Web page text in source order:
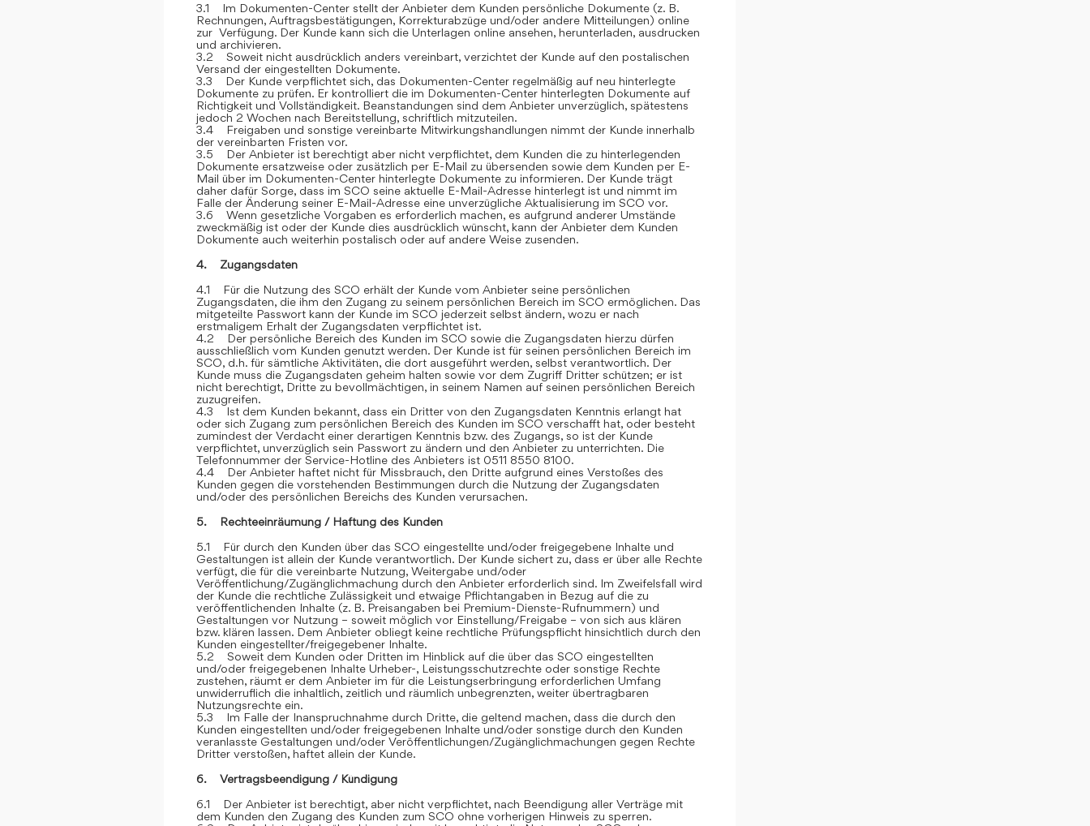
3.1 Im Dokumenten-Center stellt der Anbieter dem Kunden persönliche Dokumente (z. B.
Rechnungen, Auftragsbestätigungen, Korrekturabzüge und/oder andere Mitteilungen) online
zur Verfügung. Der Kunde kann sich die Unterlagen online ansehen, herunterladen, ausdrucken
und archivieren.
3.2 Soweit nicht ausdrücklich anders vereinbart, verzichtet der Kunde auf den postalischen
Versand der eingestellten Dokumente.
3.3 Der Kunde verpflichtet sich, das Dokumenten-Center regelmäßig auf neu hinterlegte
Dokumente zu prüfen. Er kontrolliert die im Dokumenten-Center hinterlegten Dokumente auf
Richtigkeit und Vollständigkeit. Beanstandungen sind dem Anbieter unverzüglich, spätestens
jedoch 2 Wochen nach Bereitstellung, schriftlich mitzuteilen.
3.4 Freigaben und sonstige vereinbarte Mitwirkungshandlungen nimmt der Kunde innerhalb
der vereinbarten Fristen vor.
3.5 Der Anbieter ist berechtigt aber nicht verpflichtet, dem Kunden die zu hinterlegenden
Dokumente ersatzweise oder zusätzlich per E-Mail zu übersenden sowie dem Kunden per E-
Mail über im Dokumenten-Center hinterlegte Dokumente zu informieren. Der Kunde trägt
daher dafür Sorge, dass im SCO seine aktuelle E-Mail-Adresse hinterlegt ist und nimmt im
Falle der Änderung seiner E-Mail-Adresse eine unverzügliche Aktualisierung im SCO vor.
3.6 Wenn gesetzliche Vorgaben es erforderlich machen, es aufgrund anderer Umstände
zweckmäßig ist oder der Kunde dies ausdrücklich wünscht, kann der Anbieter dem Kunden
Dokumente auch weiterhin postalisch oder auf andere Weise zusenden.
4. Zugangsdaten
4.1 Für die Nutzung des SCO erhält der Kunde vom Anbieter seine persönlichen
Zugangsdaten, die ihm den Zugang zu seinem persönlichen Bereich im SCO ermöglichen. Das
mitgeteilte Passwort kann der Kunde im SCO jederzeit selbst ändern, wozu er nach
erstmaligem Erhalt der Zugangsdaten verpflichtet ist.
4.2 Der persönliche Bereich des Kunden im SCO sowie die Zugangsdaten hierzu dürfen
ausschließlich vom Kunden genutzt werden. Der Kunde ist für seinen persönlichen Bereich im
SCO, d.h. für sämtliche Aktivitäten, die dort ausgeführt werden, selbst verantwortlich. Der
Kunde muss die Zugangsdaten geheim halten sowie vor dem Zugriff Dritter schützen; er ist
nicht berechtigt, Dritte zu bevollmächtigen, in seinem Namen auf seinen persönlichen Bereich
zuzugreifen.
4.3 Ist dem Kunden bekannt, dass ein Dritter von den Zugangsdaten Kenntnis erlangt hat
oder sich Zugang zum persönlichen Bereich des Kunden im SCO verschafft hat, oder besteht
zumindest der Verdacht einer derartigen Kenntnis bzw. des Zugangs, so ist der Kunde
verpflichtet, unverzüglich sein Passwort zu ändern und den Anbieter zu unterrichten. Die
Telefonnummer der Service-Hotline des Anbieters ist 0511 8550 8100.
4.4 Der Anbieter haftet nicht für Missbrauch, den Dritte aufgrund eines Verstoßes des
Kunden gegen die vorstehenden Bestimmungen durch die Nutzung der Zugangsdaten
und/oder des persönlichen Bereichs des Kunden verursachen.
5. Rechteeinräumung / Haftung des Kunden
5.1 Für durch den Kunden über das SCO eingestellte und/oder freigegebene Inhalte und
Gestaltungen ist allein der Kunde verantwortlich. Der Kunde sichert zu, dass er über alle Rechte
verfügt, die für die vereinbarte Nutzung, Weitergabe und/oder
Veröffentlichung/Zugänglichmachung durch den Anbieter erforderlich sind. Im Zweifelsfall wird
der Kunde die rechtliche Zulässigkeit und etwaige Pflichtangaben in Bezug auf die zu
veröffentlichenden Inhalte (z. B. Preisangaben bei Premium-Dienste-Rufnummern) und
Gestaltungen vor Nutzung – soweit möglich vor Einstellung/Freigabe – von sich aus klären
bzw. klären lassen. Dem Anbieter obliegt keine rechtliche Prüfungspflicht hinsichtlich durch den
Kunden eingestellter/freigegebener Inhalte.
5.2 Soweit dem Kunden oder Dritten im Hinblick auf die über das SCO eingestellten
und/oder freigegebenen Inhalte Urheber-, Leistungsschutzrechte oder sonstige Rechte
zustehen, räumt er dem Anbieter im für die Leistungserbringung erforderlichen Umfang
unwiderruflich die inhaltlich, zeitlich und räumlich unbegrenzten, weiter übertragbaren
Nutzungsrechte ein.
5.3 Im Falle der Inanspruchnahme durch Dritte, die geltend machen, dass die durch den
Kunden eingestellten und/oder freigegebenen Inhalte und/oder sonstige durch den Kunden
veranlasste Gestaltungen und/oder Veröffentlichungen/Zugänglichmachungen gegen Rechte
Dritter verstoßen, haftet allein der Kunde.
6. Vertragsbeendigung / Kündigung
6.1 Der Anbieter ist berechtigt, aber nicht verpflichtet, nach Beendigung aller Verträge mit
dem Kunden den Zugang des Kunden zum SCO ohne vorherigen Hinweis zu sperren.